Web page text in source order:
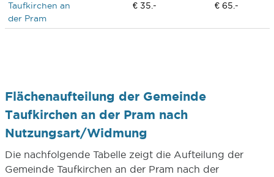
Taufkirchen an
der Pram
€ 35.- € 65.-
Flächenaufteilung der Gemeinde
Taufkirchen an der Pram nach
Nutzungsart/Widmung
Die nachfolgende Tabelle zeigt die Aufteilung der
Gemeinde Taufkirchen an der Pram nach der